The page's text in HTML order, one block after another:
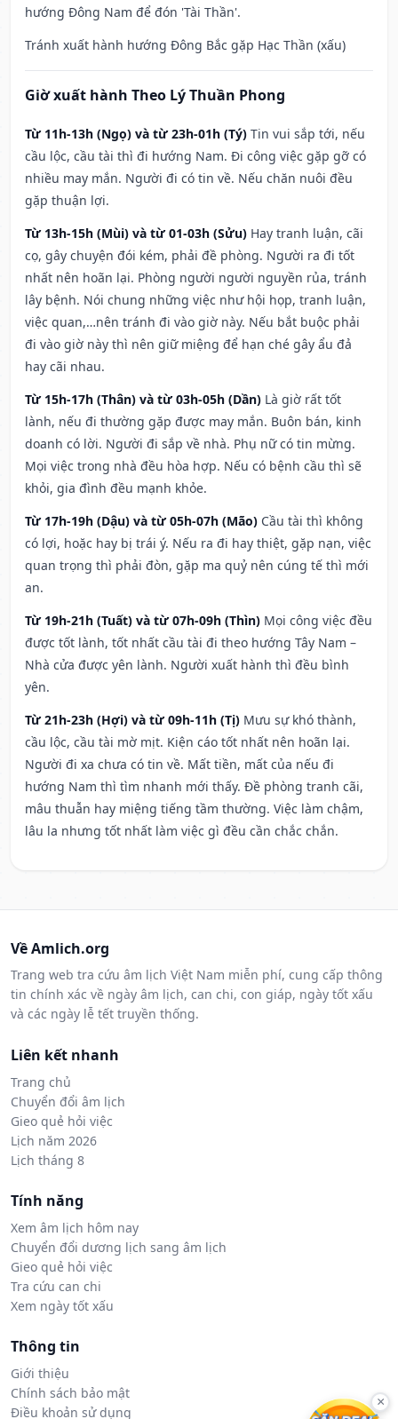
hướng Đông Nam để đón 'Tài Thần'.
Tránh xuất hành hướng Đông Bắc gặp Hạc Thần (xấu)
Giờ xuất hành Theo Lý Thuần Phong
Từ 11h-13h (Ngọ) và từ 23h-01h (Tý) Tin vui sắp tới, nếu
cầu lộc, cầu tài thì đi hướng Nam. Đi công việc gặp gỡ có
nhiều may mắn. Người đi có tin về. Nếu chăn nuôi đều
gặp thuận lợi.
Từ 13h-15h (Mùi) và từ 01-03h (Sửu) Hay tranh luận, cãi
cọ, gây chuyện đói kém, phải đề phòng. Người ra đi tốt
nhất nên hoãn lại. Phòng người người nguyền rủa, tránh
lây bệnh. Nói chung những việc như hội họp, tranh luận,
việc quan,…nên tránh đi vào giờ này. Nếu bắt buộc phải
đi vào giờ này thì nên giữ miệng để hạn ché gây ẩu đả
hay cãi nhau.
Từ 15h-17h (Thân) và từ 03h-05h (Dần) Là giờ rất tốt
lành, nếu đi thường gặp được may mắn. Buôn bán, kinh
doanh có lời. Người đi sắp về nhà. Phụ nữ có tin mừng.
Mọi việc trong nhà đều hòa hợp. Nếu có bệnh cầu thì sẽ
khỏi, gia đình đều mạnh khỏe.
Từ 17h-19h (Dậu) và từ 05h-07h (Mão) Cầu tài thì không
có lợi, hoặc hay bị trái ý. Nếu ra đi hay thiệt, gặp nạn, việc
quan trọng thì phải đòn, gặp ma quỷ nên cúng tế thì mới
an.
Từ 19h-21h (Tuất) và từ 07h-09h (Thìn) Mọi công việc đều
được tốt lành, tốt nhất cầu tài đi theo hướng Tây Nam –
Nhà cửa được yên lành. Người xuất hành thì đều bình
yên.
Từ 21h-23h (Hợi) và từ 09h-11h (Tị) Mưu sự khó thành,
cầu lộc, cầu tài mờ mịt. Kiện cáo tốt nhất nên hoãn lại.
Người đi xa chưa có tin về. Mất tiền, mất của nếu đi
hướng Nam thì tìm nhanh mới thấy. Đề phòng tranh cãi,
mâu thuẫn hay miệng tiếng tầm thường. Việc làm chậm,
lâu la nhưng tốt nhất làm việc gì đều cần chắc chắn.
Về Amlich.org
Trang web tra cứu âm lịch Việt Nam miễn phí, cung cấp thông
tin chính xác về ngày âm lịch, can chi, con giáp, ngày tốt xấu
và các ngày lễ tết truyền thống.
Liên kết nhanh
Trang chủ
Chuyển đổi âm lịch
Gieo quẻ hỏi việc
Lịch năm 2026
Lịch tháng 8
Tính năng
Xem âm lịch hôm nay
Chuyển đổi dương lịch sang âm lịch
Gieo quẻ hỏi việc
Tra cứu can chi
Xem ngày tốt xấu
Thông tin
Giới thiệu
Chính sách bảo mật
Điều khoản sử dụng
×